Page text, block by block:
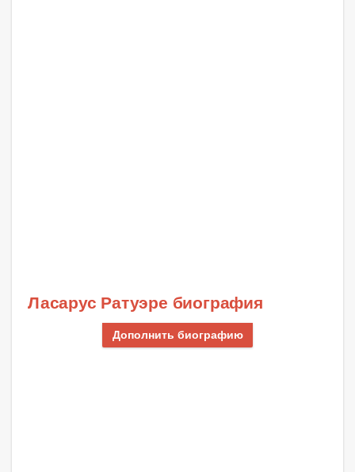
Ласарус Ратуэре биография
Дополнить биографию